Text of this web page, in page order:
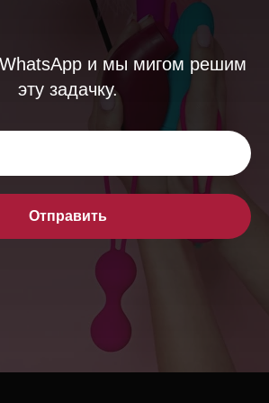
и мы мигом решим
эту задачку.
Отправить